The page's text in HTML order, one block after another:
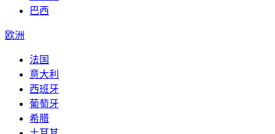
巴西
欧洲
法国
意大利
西班牙
葡萄牙
希腊